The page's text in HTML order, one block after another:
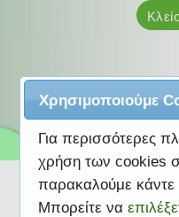
Χρησιμοποιούμε
Για περισσότερες
χρήση των cookies
παρακαλούμε κάντε
Μπορείτε να